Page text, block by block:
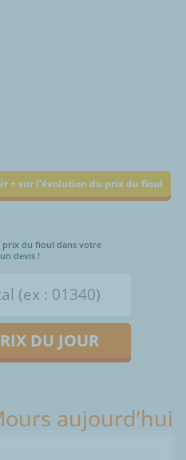
+ sur l'évolution du prix du fioul
prix du fioul dans votre
devis !
DU JOUR
aujourd’hui